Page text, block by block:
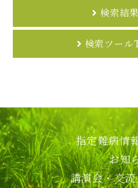
検索結
検索ツール
指定難病情
お知
講演会・交